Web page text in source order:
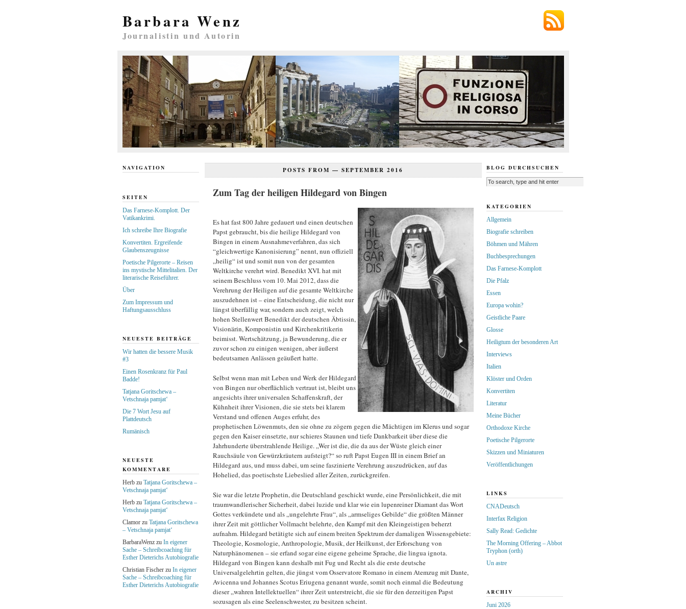
Barbara Wenz
Journalistin und Autorin
POSTS FROM — SEPTEMBER 2016
Zum Tag der heiligen Hildegard von Bingen
Es hat fast 800 Jahre gedauert und einen deutschen
Papst gebraucht, bis die heilige Hildegard von
Bingen in einem Ausnahmeverfahren, das sich
“gleichwertige Kanonisierung” nennt, nun offiziell
„heilig“ ist und somit nun von der gesamten
Weltkirche verehrt wird. Benedikt XVI. hat mit
seinem Beschluss vom 10. Mai 2012, dass die
Verehrung der Heiligen auf die gesamte Weltkirche
auszudehnen ist – eine Entscheidung, die nicht nur
längst überfällig war, sondern auch zeigt, welch
hohen Stellenwert Benedikt der deutschen Äbtissin,
Visionärin, Komponistin und Kirchenkritikerin
beimisst. Wertschätzung, ja Bewunderung, die er
zuvor schon zu einigen wenigen, aber äußerst
bedeutsamen Anlässen geäußert hatte.
Selbst wenn man mit Leben und Werk der Hildegard
von Bingen nur oberflächlich vertraut ist, bleibt uns
angesichts ihrer universalen Schaffenskraft, der
Kühnheit ihrer Visionen, die sie stets bei klarem
Verstand und offenen Auges erfuhr, des
prophetischen Löwenmuts, den sie ohne zu zögern gegen die Mächtigen im Klerus und sogar
gegen den Kaiser einsetzte, nur schieres Staunen und tiefe Dankbarkeit über diese die
Jahrhunderte überstrahlende Heilige. „Wer ist die, die da aus der Wüste gleich einer
Rauchsäule von Gewürzkräutern aufsteigt?“ so ruft Papst Eugen III in einem Brief an
Hildegard aus, und muss dabei, um seine faszinierte Verehrung auszudrücken, auf das
Hohelied, das poetischste Liebeslied aller Zeiten, zurückgreifen.
Sie war die letzte Prophetin, die Deutschland geschickt wurde, eine Persönlichkeit, die mit
traumwandlerischer Sicherheit, dabei luzide und klar wie ein lupenreiner Diamant das Wort
Gottes verkündete und als „ungelehrte Frau“, als „armseliges Gebilde“ die größten Männer
ihrer Zeit mit göttlicher Vollmacht belehrte, den Kampf mit den Kleingeistigen beherzt
aufnahm. Hildegard betätigte sich auf einem breiten Spektrum der damaligen Wissensgebiete:
Theologie, Kosmologie, Anthropologie, Musik, der Heilkunst, der Erforschung von
Naturphänomenen – sie erfand sogar eine eigene geheime Sprache, die lingua ignota.
Hildegard von Bingen kann deshalb mit Fug und Recht als die erste deutsche
Universalgelehrtin gelten, die jüngst vom Osservatore Romano in einem Atemzug mit Dante,
Avicenna und Johannes Scotus Eriugena genannt wurde, somit noch einmal die Bedeutung
dieser „wahren Intellektuellen“ ihrer Zeit unterstreicht, die sie für den derzeitigen Papst
sozusagen als eine Seelenschwester, zu besitzen scheint.
NAVIGATION
SEITEN
Das Farnese-Komplott. Der
Vatikankrimi.
Ich schreibe Ihre Biografie
Konvertiten. Ergreifende
Glaubenszeugnisse
Poetische Pilgerorte – Reisen
ins mystische Mittelitalien. Der
literarische Reiseführer.
Über
Zum Impressum und
Haftungsausschluss
NEUESTE BEITRÄGE
Wir hatten die bessere Musik
#3
Einen Rosenkranz für Paul
Badde!
Tatjana Goritschewa –
Vetschnaja pamjat‘
Die 7 Wort Jesu auf
Plattdeutsch
Rumänisch
NEUESTE
KOMMENTARE
Herbzu Tatjana Goritschewa –
Vetschnaja pamjat‘
Herbzu Tatjana Goritschewa –
Vetschnaja pamjat‘
Clamorzu Tatjana Goritschewa
– Vetschnaja pamjat‘
BarbaraWenzzu In eigener
Sache – Schreibcoaching für
Esther Dieterichs Autobiografie
Christian Fischerzu In eigener
Sache – Schreibcoaching für
Esther Dieterichs Autobiografie
BLOG DURCHSUCHEN
KATEGORIEN
Allgemein
Biografie schreiben
Böhmen und Mähren
Buchbesprechungen
Das Farnese-Komplott
Die Pfalz
Essen
Europa wohin?
Geistliche Paare
Glosse
Heiligtum der besonderen Art
Interviews
Italien
Klöster und Orden
Konvertiten
Literatur
Meine Bücher
Orthodoxe Kirche
Poetische Pilgerorte
Skizzen und Miniaturen
Veröffentlichungen
LINKS
CNADeutsch
Interfax Religion
Sally Read: Gedichte
The Morning Offering – Abbot
Tryphon (orth)
Un astre
ARCHIV
Juni 2026